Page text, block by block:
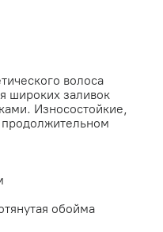
волоса
широких заливок
Износостойкие,
обойма